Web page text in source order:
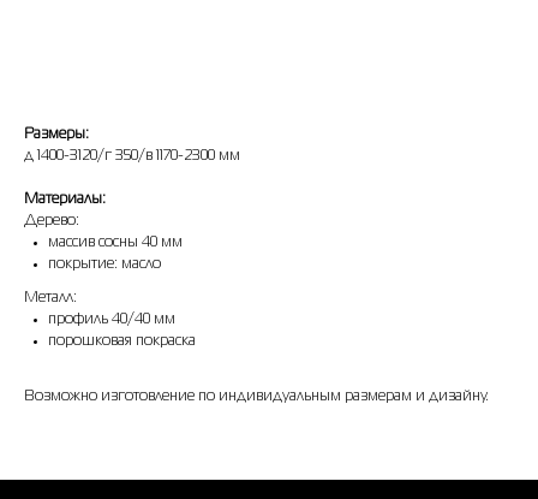
Размеры:
д 1400-3120/г 350/в 1170-2300 мм
Материалы:
Дерево:
массив сосны 40 мм
покрытие: масло
Металл:
профиль 40/40 мм
порошковая покраска
Возможно изготовление по индивидуальным размерам и дизайну.